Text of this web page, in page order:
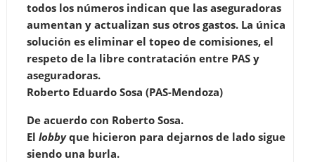
todos los números indican que las aseguradoras
aumentan y actualizan sus otros gastos. La única
solución es eliminar el topeo de comisiones, el
respeto de la libre contratación entre PAS y
aseguradoras.
Roberto Eduardo Sosa (PAS-Mendoza)
De acuerdo con Roberto Sosa.
Ellobbyque hicieron para dejarnos de lado sigue
siendo una burla.